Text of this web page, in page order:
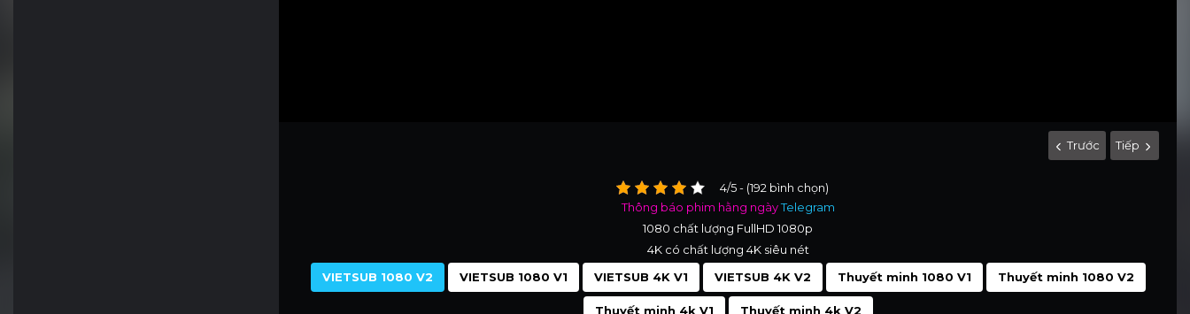
Trước Tiếp
4/5 - (192 bình chọn)
Thông báo phim hằng ngàyTelegram
1080 chất lượng FullHD 1080p
4K có chất lượng 4K siêu nét
VIETSUB 1080 V2
VIETSUB 1080 V1 VIETSUB 4K V1 VIETSUB 4K V2 Thuyết minh 1080 V1 Thuyết minh 1080 V2
Thuyết minh 4k V1 Thuyết minh 4k V2